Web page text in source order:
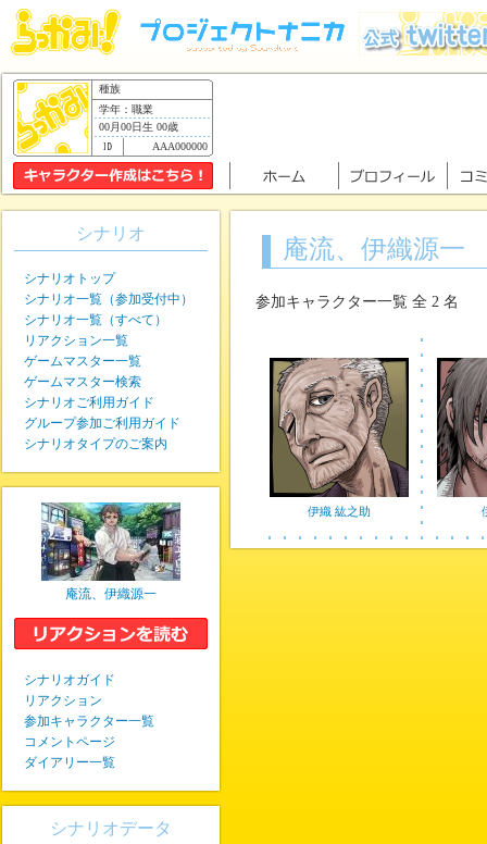
種族
学年：職業
00月00日生 00歳
AAA000000
庵流、伊織源一
参加キャラクター一覧 全 2 名
伊織 紘之助
シナリオ
シナリオトップ
シナリオ一覧（参加受付中）
シナリオ一覧（すべて）
リアクション一覧
ゲームマスター一覧
ゲームマスター検索
シナリオご利用ガイド
グループ参加ご利用ガイド
シナリオタイプのご案内
庵流、伊織源一
シナリオガイド
リアクション
参加キャラクター一覧
コメントページ
ダイアリー一覧
シナリオデータ